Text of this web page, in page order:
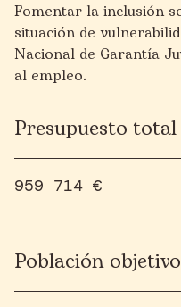
Fomentar la inclusión
situación de
Nacional de Garantía
al empleo.
Presupuesto total
959 714 €
Población objetivo